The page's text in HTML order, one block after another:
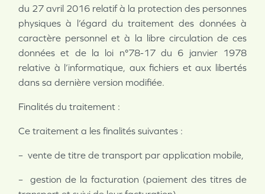
du 27 avril 2016 relatif à la protection des personnes
physiques à l’égard du traitement des données à
caractère personnel et à la libre circulation de ces
données et de la loi n°78-17 du 6 janvier 1978
relative à l’informatique, aux fichiers et aux libertés
dans sa dernière version modifiée.
Finalités du traitement :
Ce traitement a les finalités suivantes :
– vente de titre de transport par application mobile,
– gestion de la facturation (paiement des titres de